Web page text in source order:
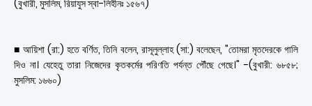
(বুখারী, মুসলিম, রিয়াযুস স্বা-লিহীনঃ ১৫৬৭)
■ আয়িশা (রা:) হতে বর্ণিত, তিনি বলেন, রাসূলুল্লাহ (সা:) বলেছেন, "তোমরা মৃতদেরকে গালি
দিও না। যেহেতু তারা নিজেদের কৃতকর্মের পরিণতি পর্যন্ত পৌঁছে গেছে।" -(বুখারী: ৬৮৫৮;
মুসলিম: ১৬৬০)